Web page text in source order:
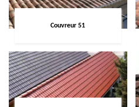
Couvreur 51